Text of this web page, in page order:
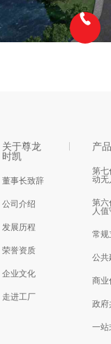
关于尊龙
时凯
董事长致辞
公司介绍
发展历程
荣誉资质
企业文化
走进工厂
产
第七
动无
第六
人
常规
公共
商业
政府
一站